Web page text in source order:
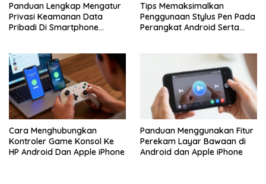
Panduan Lengkap Mengatur
Privasi Keamanan Data
Pribadi Di Smartphone
Tips Memaksimalkan
Penggunaan Stylus Pen Pada
Perangkat Android Serta
Cara Menghubungkan
Kontroler Game Konsol Ke
HP Android Dan Apple iPhone
Panduan Menggunakan Fitur
Perekam Layar Bawaan di
Android dan Apple iPhone